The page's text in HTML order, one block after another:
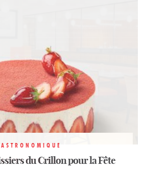
du Crillon pour la Fête